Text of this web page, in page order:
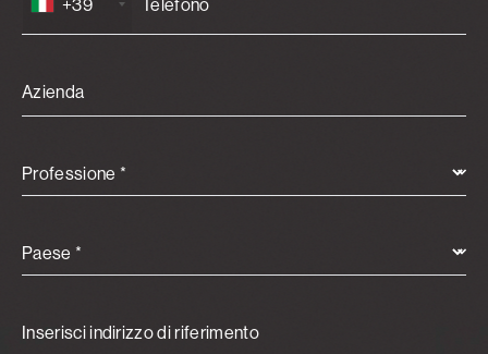
Azienda
Professione *
Paese *